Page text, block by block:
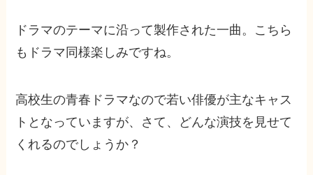
ドラマのテーマに沿って製作された一曲。こちら
もドラマ同様楽しみですね。
高校生の青春ドラマなので若い俳優が主なキャス
トとなっていますが、さて、どんな演技を見せて
くれるのでしょうか？